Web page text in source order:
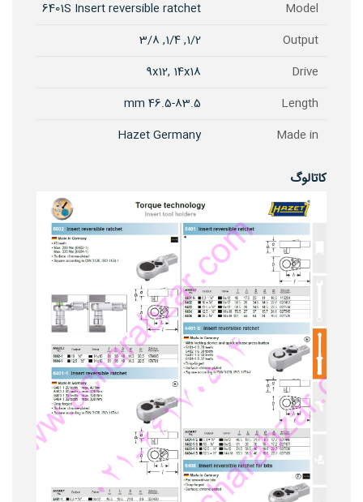
Model
6401S Insert reversible ratchet
Output
1/2, 1/4, 3/8
Drive
9x12, 14x18
Length
46.5-83.5 mm
Made in
Hazet Germany
کاتالوگ